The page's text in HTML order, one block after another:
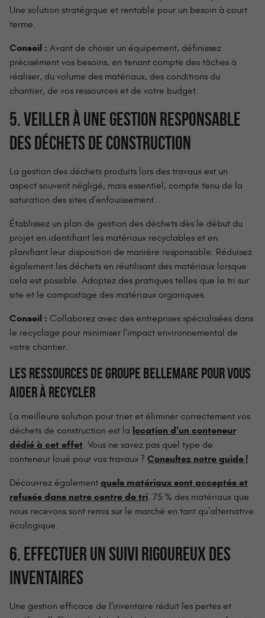
Une solution stratégique et rentable pour un besoin à court
terme.
Conseil : Avant de choisir un équipement, définissez
précisément vos besoins, en tenant compte des tâches à
réaliser, du volume des matériaux, des conditions du
chantier, de vos ressources et de votre budget.
5. VEILLER À UNE GESTION RESPONSABLE
DES DÉCHETS DE CONSTRUCTION
La gestion des déchets produits lors des travaux est un
aspect souvent négligé, mais essentiel, compte tenu de la
saturation des sites d’enfouissement.
Établissez un plan de gestion des déchets dès le début du
projet en identifiant les matériaux recyclables et en
planifiant leur disposition de manière responsable. Réduisez
également les déchets en réutilisant des matériaux lorsque
cela est possible. Adoptez des pratiques telles que le tri sur
site et le compostage des matériaux organiques.
Conseil : Collaborez avec des entreprises spécialisées dans
le recyclage pour minimiser l’impact environnemental de
votre chantier.
LES RESSOURCES DE GROUPE BELLEMARE POUR VOUS
AIDER À RECYCLER
La meilleure solution pour trier et éliminer correctement vos
déchets de construction est la location d’un conteneur
dédié à cet effet. Vous ne savez pas quel type de
conteneur loué pour vos travaux ? Consultez notre guide !
Découvrez également quels matériaux sont acceptés et
refusés dans notre centre de tri. 75 % des matériaux que
nous recevons sont remis sur le marché en tant qu’alternative
écologique.
6. EFFECTUER UN SUIVI RIGOUREUX DES
INVENTAIRES
Une gestion efficace de l’inventaire réduit les pertes et